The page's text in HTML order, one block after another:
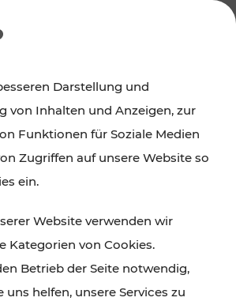
und das Burgenland
und Gastronomie,
Naturgenuss – viele
mit den Ticket- und Fahrplan-
gut und schnell erreichbar.
Darstellung und
von Inhalten und Anzeigen, zur
Funktionen für Soziale Medien
Zugriffen auf unsere Website so
ein.
Website verwenden wir
Kategorien von Cookies.
Betrieb der Seite notwendig,
uns helfen, unsere Services zu